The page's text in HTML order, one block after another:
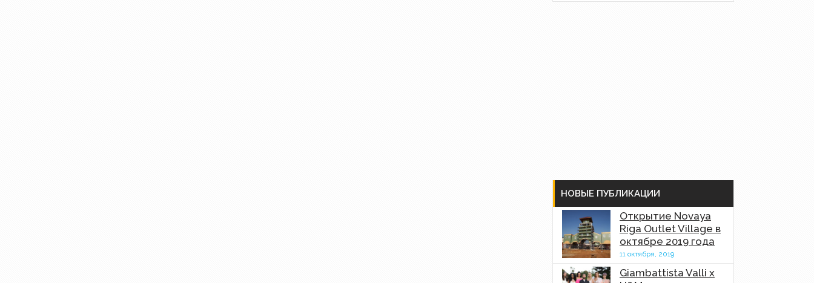
НОВЫЕ ПУБЛИКАЦИИ
Открытие Novaya
Riga Outlet Village в
октябре 2019 года
11 октября, 2019
Giambattista Valli x